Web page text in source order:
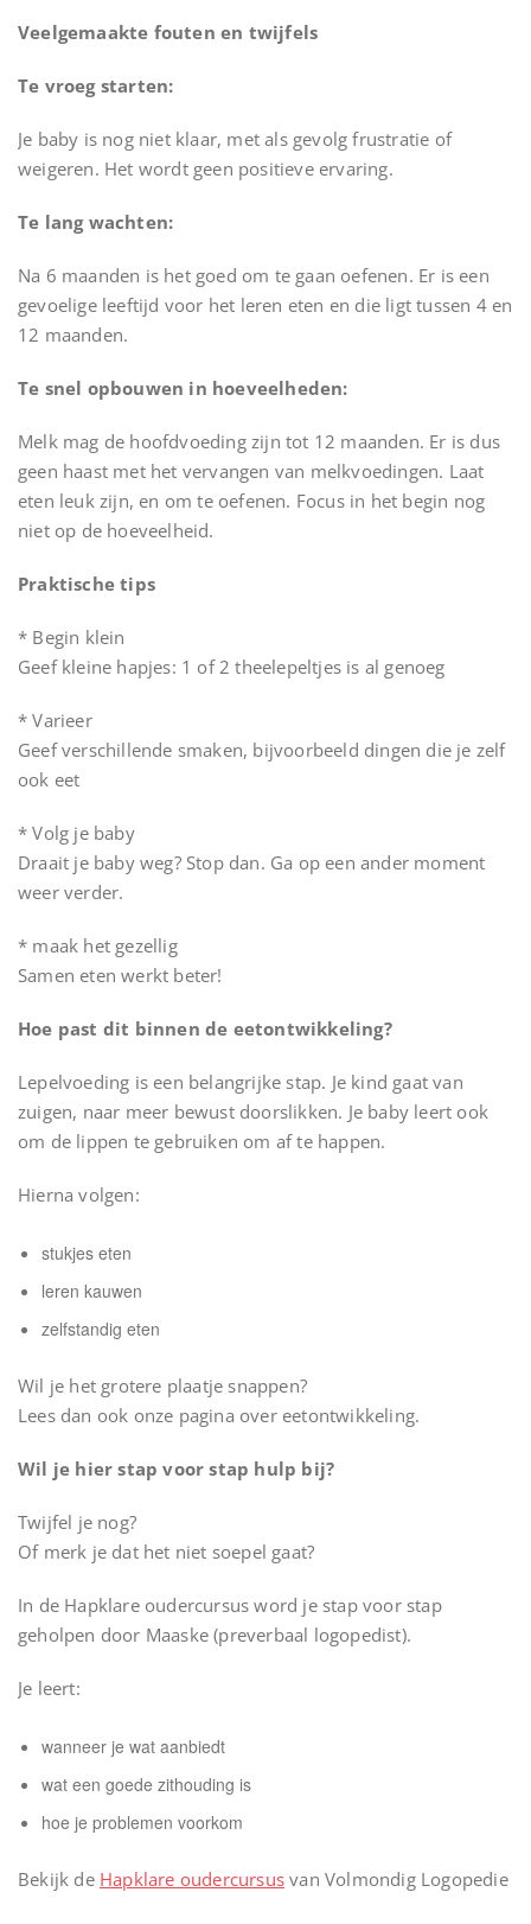
Veelgemaakte fouten en twijfels
Te vroeg starten:
Je baby is nog niet klaar, met als gevolg frustratie of
weigeren. Het wordt geen positieve ervaring.
Te lang wachten:
Na 6 maanden is het goed om te gaan oefenen. Er is een
gevoelige leeftijd voor het leren eten en die ligt tussen 4 en
12 maanden.
Te snel opbouwen in hoeveelheden:
Melk mag de hoofdvoeding zijn tot 12 maanden. Er is dus
geen haast met het vervangen van melkvoedingen. Laat
eten leuk zijn, en om te oefenen. Focus in het begin nog
niet op de hoeveelheid.
Praktische tips
* Begin klein
Geef kleine hapjes: 1 of 2 theelepeltjes is al genoeg
* Varieer
Geef verschillende smaken, bijvoorbeeld dingen die je zelf
ook eet
* Volg je baby
Draait je baby weg? Stop dan. Ga op een ander moment
weer verder.
* maak het gezellig
Samen eten werkt beter!
Hoe past dit binnen de eetontwikkeling?
Lepelvoeding is een belangrijke stap. Je kind gaat van
zuigen, naar meer bewust doorslikken. Je baby leert ook
om de lippen te gebruiken om af te happen.
Hierna volgen:
stukjes eten
leren kauwen
zelfstandig eten
Wil je het grotere plaatje snappen?
Lees dan ook onze pagina over eetontwikkeling.
Wil je hier stap voor stap hulp bij?
Twijfel je nog?
Of merk je dat het niet soepel gaat?
In de Hapklare oudercursus word je stap voor stap
geholpen door Maaske (preverbaal logopedist).
Je leert:
wanneer je wat aanbiedt
wat een goede zithouding is
hoe je problemen voorkom
Bekijk de Hapklare oudercursus van Volmondig Logopedie